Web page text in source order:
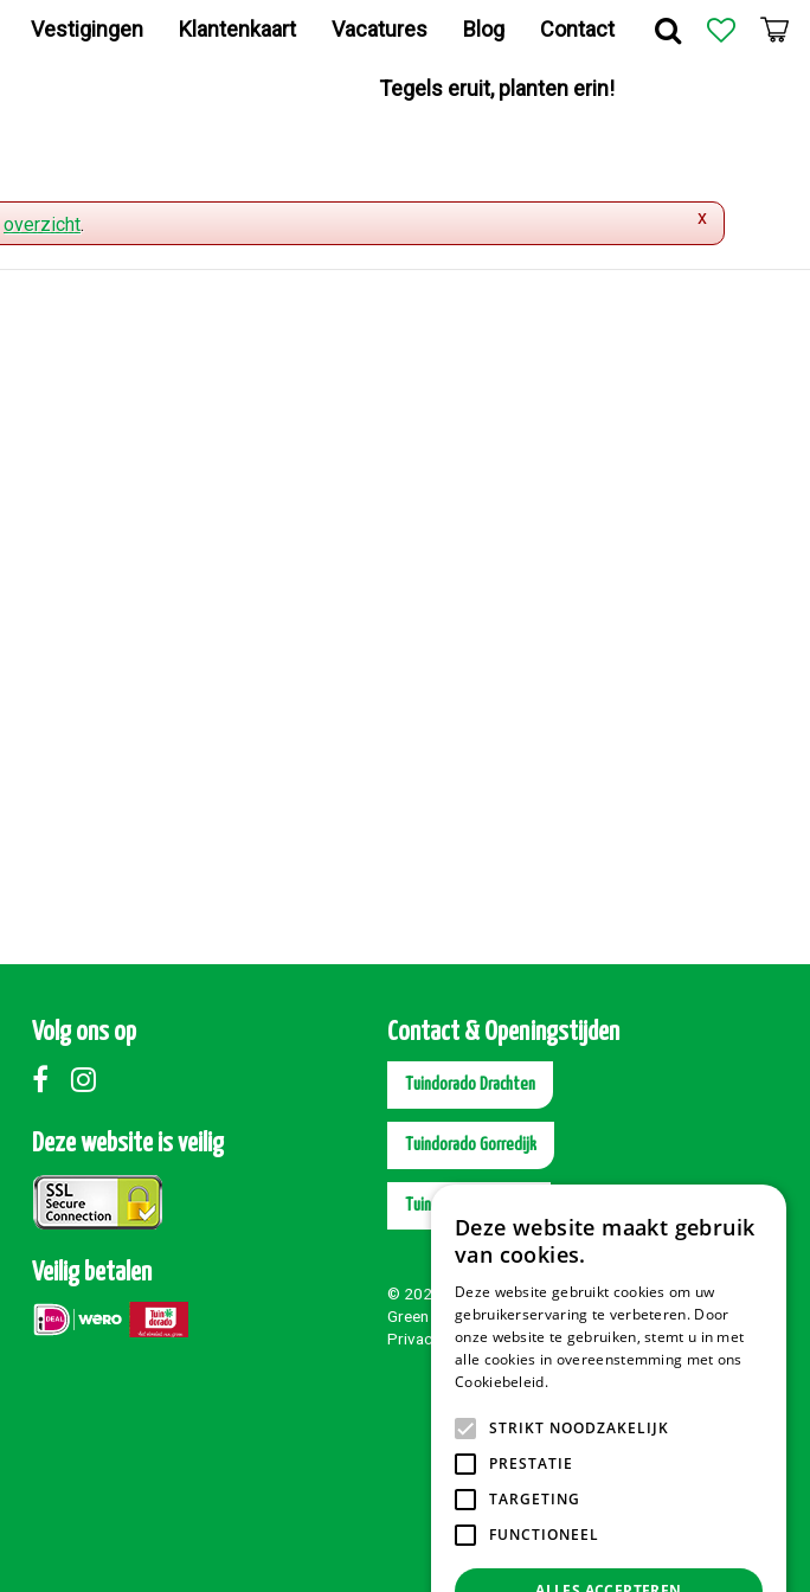
Vestigingen Klantenkaart Vacatures Blog Contact
Tegels eruit, planten erin!
x
overzicht.
Volg ons op
Deze website is veilig
Veilig betalen
Contact & Openingstijden
Tuindorado Drachten
Tuindorado Gorredijk
Tuindorado Wolvega
© 2026 Tuindorado
Green Solutions
Privacy policy
Deze website maakt gebruik
van cookies.
Deze website gebruikt cookies om uw
gebruikerservaring te verbeteren. Door
onze website te gebruiken, stemt u in met
alle cookies in overeenstemming met ons
Cookiebeleid.
STRIKT NOODZAKELIJK
PRESTATIE
TARGETING
FUNCTIONEEL